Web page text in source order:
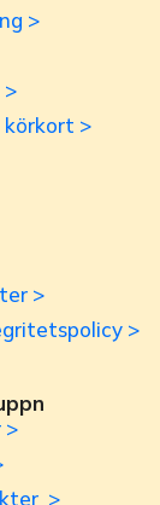
>
>
>
>
>
>